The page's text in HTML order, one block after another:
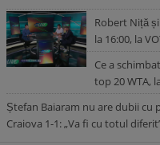
Robert Niță
la 16:00, la
Ce a
top 20 WTA,
Ștefan Baiaram nu are dubii cu
Craiova 1-1: „Va fi cu totul